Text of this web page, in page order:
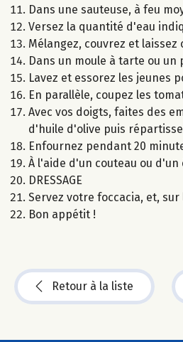
Dans une sauteuse, à feu
Versez la quantité d'eau
Mélangez, couvrez et
Dans un moule à tarte ou
Lavez et essorez les jeunes
En parallèle, coupez les
Avec vos doigts, faites des
d'huile d'olive puis
Enfournez pendant 20
À l'aide d'un couteau ou
DRESSAGE
Servez votre foccacia, et,
Bon appétit !
Retour à la liste